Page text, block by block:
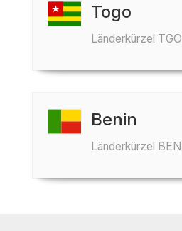
Togo
Länderkürzel TGO
Benin
Länderkürzel BEN